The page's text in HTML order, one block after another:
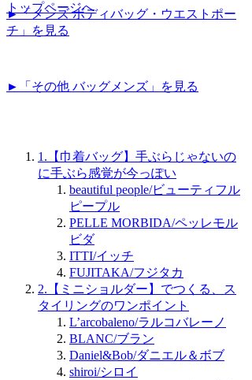
►「メンズ ボディバッグ・ウエストポー
チ」を見る
►「その他 バッグメンズ」を見る
1.【巾着バッグ】手ぶらじゃないの
に手ぶら感覚が今っぽい
beautiful people/ビューティフル
ピープル
PELLE MORBIDA/ペッレモル
ビダ
ITTI/イッチ
FUJITAKA/フジタカ
2.【ミニショルダー】でつくる、ス
タイリングのワンポイント
L’arcobaleno/ラルコバレーノ
BLANC/ブラン
Daniel&Bob/ダニエル＆ボブ
shiroi/シロイ
トップページへ